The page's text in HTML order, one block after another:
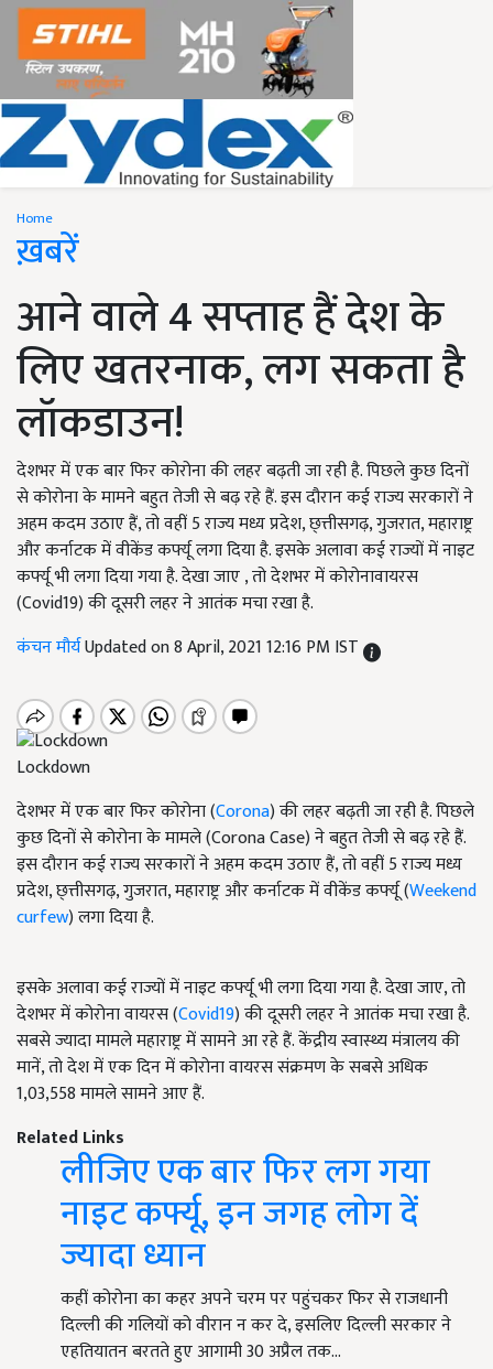
Home
ख़बरें
आने वाले 4 सप्ताह हैं देश के
लिए खतरनाक, लग सकता है
लॉकडाउन!
देशभर में एक बार फिर कोरोना की लहर बढ़ती जा रही है. पिछले कुछ दिनों
से कोरोना के मामने बहुत तेजी से बढ़ रहे हैं. इस दौरान कई राज्य सरकारों ने
अहम कदम उठाए हैं, तो वहीं 5 राज्य मध्य प्रदेश, छ्त्तीसगढ़, गुजरात, महाराष्ट्र
और कर्नाटक में वीकेंड कर्फ्यू लगा दिया है. इसके अलावा कई राज्यों में नाइट
कर्फ्यू भी लगा दिया गया है. देखा जाए , तो देशभर में कोरोनावायरस
(Covid19) की दूसरी लहर ने आतंक मचा रखा है.
कंचन मौर्यUpdated on 8 April, 2021 12:16 PM IST
Lockdown
देशभर में एक बार फिर कोरोना (Corona) की लहर बढ़ती जा रही है. पिछले
कुछ दिनों से कोरोना के मामले (Corona Case) ने बहुत तेजी से बढ़ रहे हैं.
इस दौरान कई राज्य सरकारों ने अहम कदम उठाए हैं, तो वहीं 5 राज्य मध्य
प्रदेश, छ्त्तीसगढ़, गुजरात, महाराष्ट्र और कर्नाटक में वीकेंड कर्फ्यू (Weekend
curfew) लगा दिया है.
इसके अलावा कई राज्यों में नाइट कर्फ्यू भी लगा दिया गया है. देखा जाए, तो
देशभर में कोरोना वायरस (Covid19) की दूसरी लहर ने आतंक मचा रखा है.
सबसे ज्यादा मामले महाराष्ट्र में सामने आ रहे हैं. केंद्रीय स्वास्थ्य मंत्रालय की
मानें, तो देश में एक दिन में कोरोना वायरस संक्रमण के सबसे अधिक
1,03,558 मामले सामने आए हैं.
Related Links
लीजिए एक बार फिर लग गया
नाइट कर्फ्यू, इन जगह लोग दें
ज्यादा ध्यान
कहीं कोरोना का कहर अपने चरम पर पहुंचकर फिर से राजधानी
दिल्ली की गलियों को वीरान न कर दे, इसलिए दिल्ली सरकार ने
एहतियातन बरतते हुए आगामी 30 अप्रैल तक…